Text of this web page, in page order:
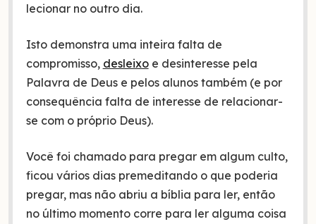
lecionar no outro dia.
Isto demonstra uma inteira falta de
compromisso, desleixoe desinteresse pela
Palavra de Deus e pelos alunos também (e por
consequência falta de interesse de relacionar-
se com o próprio Deus).
Você foi chamado para pregar em algum culto,
ficou vários dias premeditando o que poderia
pregar, mas não abriu a bíblia para ler, então
no último momento corre para ler alguma coisa